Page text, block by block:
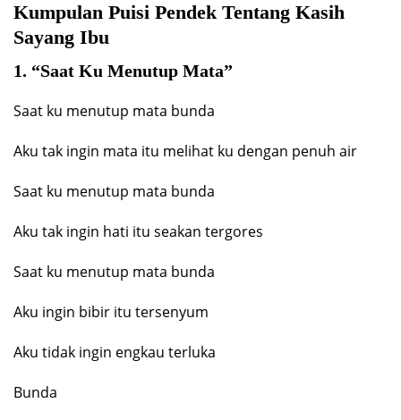
Kumpulan Puisi Pendek Tentang Kasih
Sayang Ibu
1. “Saat Ku Menutup Mata”
Saat ku menutup mata bunda
Aku tak ingin mata itu melihat ku dengan penuh air
Saat ku menutup mata bunda
Aku tak ingin hati itu seakan tergores
Saat ku menutup mata bunda
Aku ingin bibir itu tersenyum
Aku tidak ingin engkau terluka
Bunda